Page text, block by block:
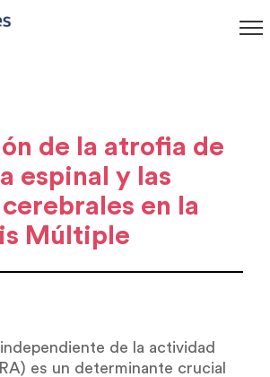
de la atrofia de
espinal y las
cerebrales en la
Múltiple
de la actividad
es un determinante crucial